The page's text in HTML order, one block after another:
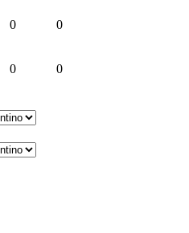
0 0
0 0